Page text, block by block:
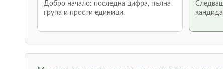
Добро начало: последна цифра, пълна
група и прости единици.